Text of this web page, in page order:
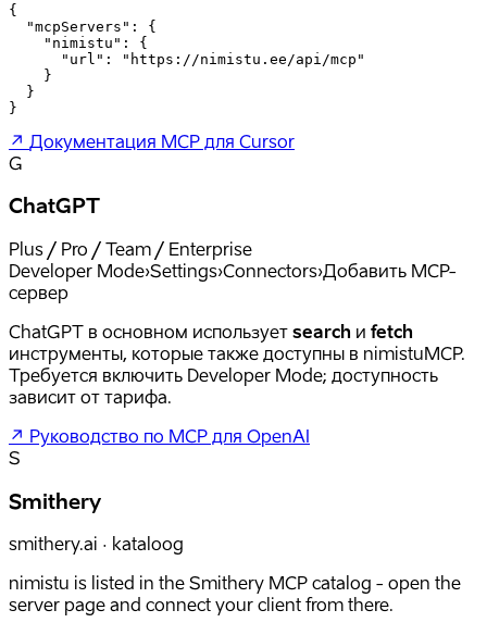
{
  "mcpServers": {
    "nimistu": {
      "url": "https://nimistu.ee/api/mcp"
    }
  }
}
↗ Документация MCP для Cursor
G
ChatGPT
Plus / Pro / Team / Enterprise
Developer Mode›Settings›Connectors›Добавить MCP-
сервер
ChatGPT в основном использует search и fetch
инструменты, которые также доступны в nimistuMCP.
Требуется включить Developer Mode; доступность
зависит от тарифа.
↗ Руководство по MCP для OpenAI
S
Smithery
smithery.ai · kataloog
nimistu is listed in the Smithery MCP catalog - open the
server page and connect your client from there.